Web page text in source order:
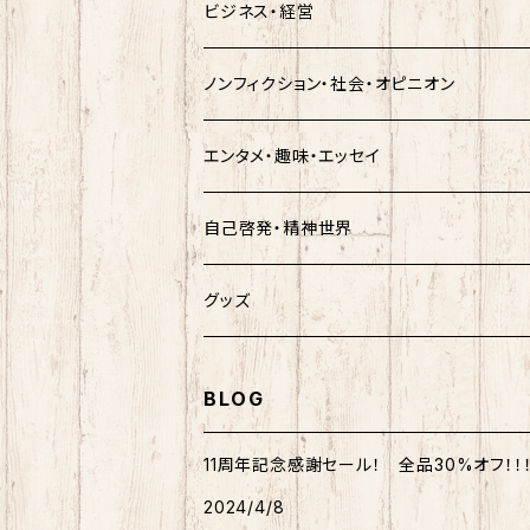
ビジネス・経営
ノンフィクション・社会・オピニオン
エンタメ・趣味・エッセイ
自己啓発・精神世界
グッズ
BLOG
11周年記念感謝セール！ 全品30%オフ！！
2024/4/8